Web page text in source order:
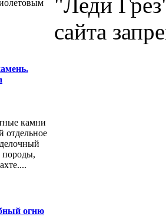
камни
отдельное
породы,
огню
"Леди
сайта